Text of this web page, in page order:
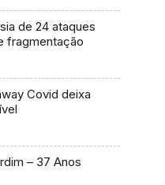
de 24 ataques
fragmentação
Covid deixa
– 37 Anos